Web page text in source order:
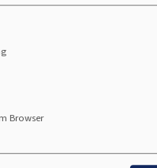
Browser